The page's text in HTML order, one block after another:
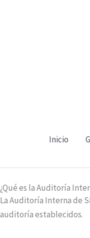
Inicio
¿Qué es la Auditoría
La Auditoría Interna de
auditoría establecidos.